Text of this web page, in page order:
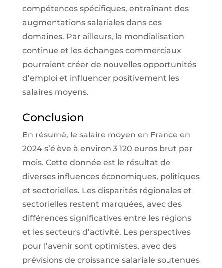
compétences spécifiques, entraînant des
augmentations salariales dans ces
domaines. Par ailleurs, la mondialisation
continue et les échanges commerciaux
pourraient créer de nouvelles opportunités
d’emploi et influencer positivement les
salaires moyens.
Conclusion
En résumé, le salaire moyen en France en
2024 s’élève à environ 3 120 euros brut par
mois. Cette donnée est le résultat de
diverses influences économiques, politiques
et sectorielles. Les disparités régionales et
sectorielles restent marquées, avec des
différences significatives entre les régions
et les secteurs d’activité. Les perspectives
pour l’avenir sont optimistes, avec des
prévisions de croissance salariale soutenues